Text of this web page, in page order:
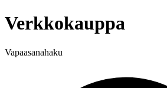
Verkkokauppa
Vapaasanahaku